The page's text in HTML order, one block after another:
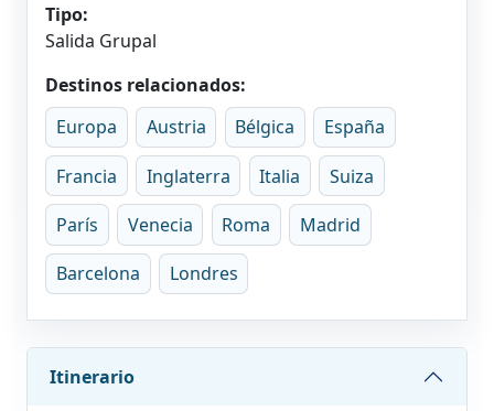
Tipo:
Salida Grupal
Destinos relacionados:
Europa
Austria Bélgica España
Francia Inglaterra Italia Suiza
París Venecia Roma Madrid
Barcelona Londres
Itinerario